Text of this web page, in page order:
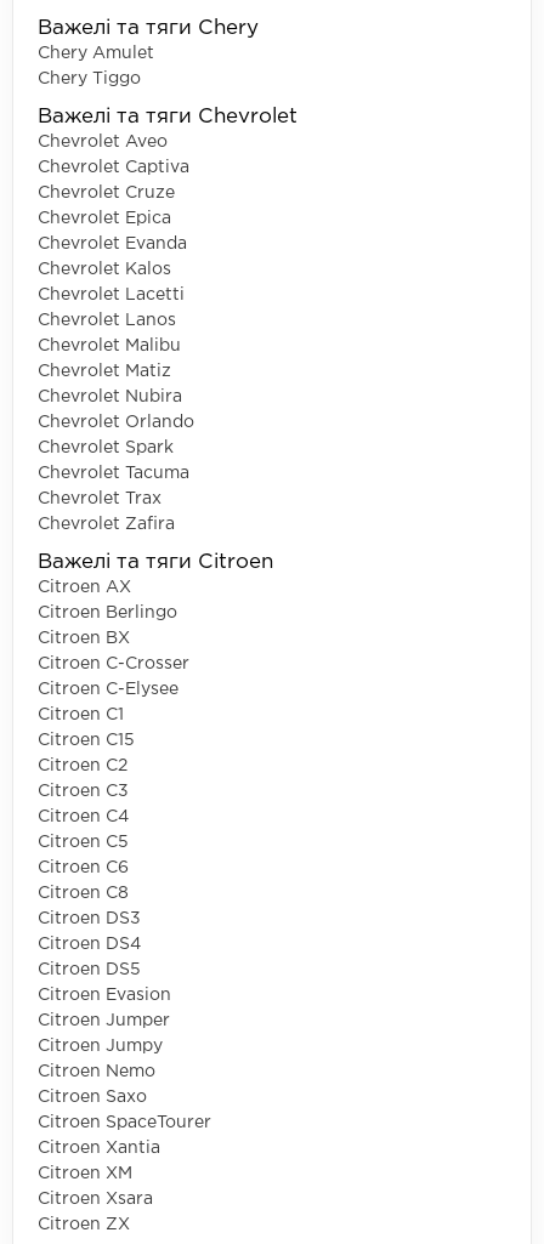
Важелі та тяги Chery
Chery Amulet
Chery Tiggo
Важелі та тяги Chevrolet
Chevrolet Aveo
Chevrolet Captiva
Chevrolet Cruze
Chevrolet Epica
Chevrolet Evanda
Chevrolet Kalos
Chevrolet Lacetti
Chevrolet Lanos
Chevrolet Malibu
Chevrolet Matiz
Chevrolet Nubira
Chevrolet Orlando
Chevrolet Spark
Chevrolet Tacuma
Chevrolet Trax
Chevrolet Zafira
Важелі та тяги Citroen
Citroen AX
Citroen Berlingo
Citroen BX
Citroen C-Crosser
Citroen C-Elysee
Citroen C1
Citroen C15
Citroen C2
Citroen C3
Citroen C4
Citroen C5
Citroen C6
Citroen C8
Citroen DS3
Citroen DS4
Citroen DS5
Citroen Evasion
Citroen Jumper
Citroen Jumpy
Citroen Nemo
Citroen Saxo
Citroen SpaceTourer
Citroen Xantia
Citroen XM
Citroen Xsara
Citroen ZX